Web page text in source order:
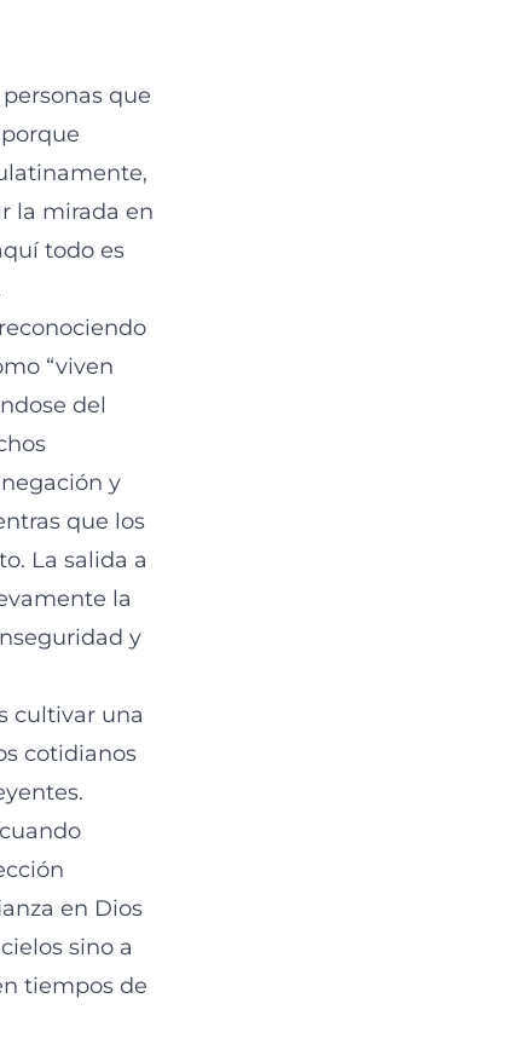
que
la mirada en
todo es
“viven
del
y
que los
La salida a
la
y
cultivar una
cotidianos
en Dios
sino a
tiempos de